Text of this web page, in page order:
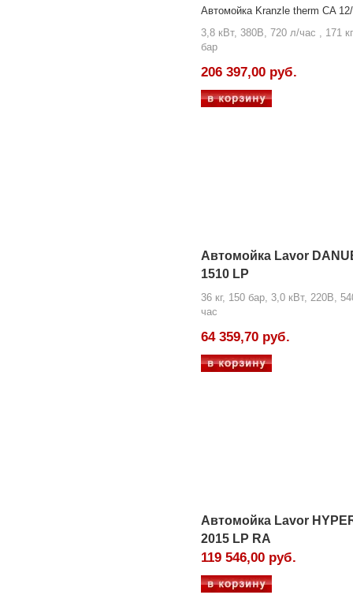
Автомойка Kranzle therm CA
3,8 кВт, 380В, 720 л/час , 171
бар
206 397,00 руб.
Автомойка Lavor
1510 LP
36 кг, 150 бар, 3,0 кВт, 220В,
час
64 359,70 руб.
Автомойка Lavor
2015 LP RA
119 546,00 руб.